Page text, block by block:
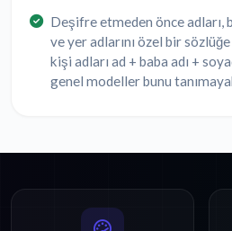
Deşifre etmeden önce adları,
ve yer adlarını özel bir
kişi adları ad + baba adı +
genel modeller bunu